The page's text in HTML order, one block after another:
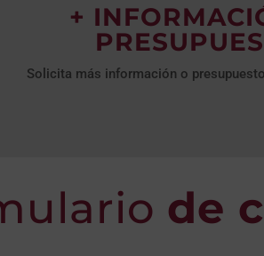
+
Solicita más información o
de